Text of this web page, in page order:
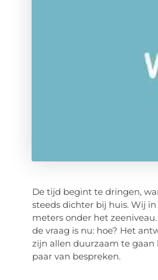
De tijd begint te dringen,
steeds dichter bij huis. Wij
meters onder het
de vraag is nu: hoe? Het
zijn allen duurzaam te gaan
paar van bespreken.